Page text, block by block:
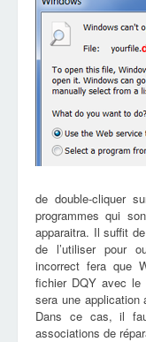
de double-cliquer
programmes qui
apparaitra. Il suffit
de l’utiliser pour
incorrect fera que
fichier DQY avec le
sera une application
Dans ce cas, il
associations de